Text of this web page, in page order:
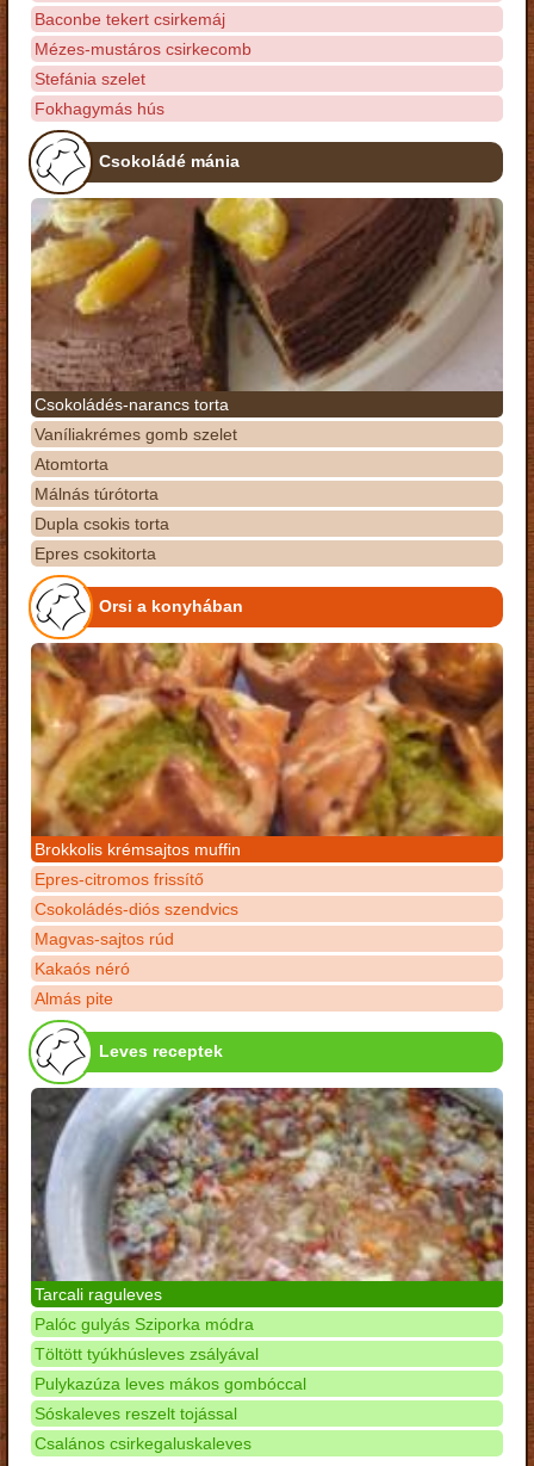
Baconbe tekert csirkemáj
Mézes-mustáros csirkecomb
Stefánia szelet
Fokhagymás hús
Csokoládé mánia
Csokoládés-narancs torta
Vaníliakrémes gomb szelet
Atomtorta
Málnás túrótorta
Dupla csokis torta
Epres csokitorta
Orsi a konyhában
Brokkolis krémsajtos muffin
Epres-citromos frissítő
Csokoládés-diós szendvics
Magvas-sajtos rúd
Kakaós néró
Almás pite
Leves receptek
Tarcali raguleves
Palóc gulyás Sziporka módra
Töltött tyúkhúsleves zsályával
Pulykazúza leves mákos gombóccal
Sóskaleves reszelt tojással
Csalános csirkegaluskaleves